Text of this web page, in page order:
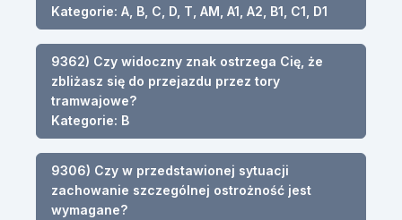
Kategorie: A, B, C, D, T, AM, A1, A2, B1, C1, D1
9362) Czy widoczny znak ostrzega Cię, że
zbliżasz się do przejazdu przez tory
tramwajowe?
Kategorie: B
9306) Czy w przedstawionej sytuacji
zachowanie szczególnej ostrożność jest
wymagane?